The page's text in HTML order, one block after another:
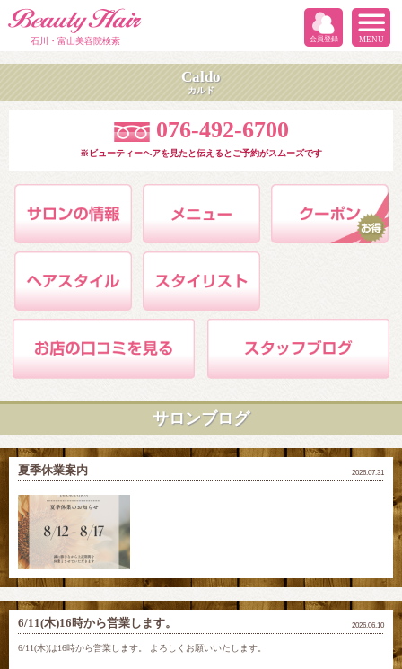
石川・富山美容院検索 MENU
会員登録
Caldo
カルド
076-492-6700
※ビューティーヘアを見たと伝えるとご予約がスムーズです
サロンブログ
2026.07.31
夏季休業案内
2026.06.10
6/11(木)16時から営業します。
6/11(木)は16時から営業します。 よろしくお願いいたします。